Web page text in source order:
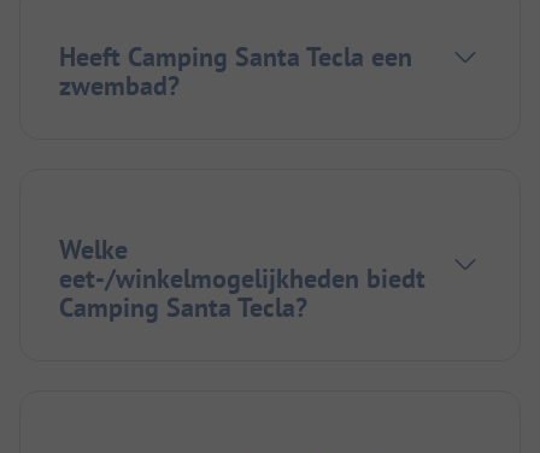
Heeft Camping Santa Tecla een
zwembad?
Welke
eet-/winkelmogelijkheden biedt
Camping Santa Tecla?